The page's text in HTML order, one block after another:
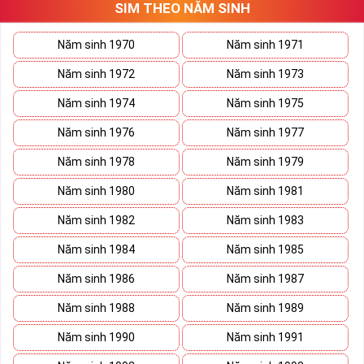
Càng Ngày Càng Phát sim đuôi 1668 chính là con số may
mắn do đó mà cũng cho biết được số mạng mỗi người là sẽ
ăn nên làm ra.
Do vậy Sim Càng Ngày Càng Phát sim đuôi 1668 là một
sim tốt.
Thế nhưng không phải bất kỳ ai sử dụng thì ý nghĩa Sim
Càng Ngày Càng Phát sim đuôi 1668 cũng sẽ mang lại tài
lộc cho họ, cũng phải phụ thuộc chính tuổi, phong thủy của
họ thích hợp với con số ấy.
Cộng vào đó là mỗi bạn cũng có nhiều cách chọn, suy nghĩ
khác nhau, vì thế các con số phù hợp với cá nhân cũng
khác, phải chọn thật cẩn thận.
SIM THEO NĂM SINH
Năm sinh 1970 Năm sinh 1971
Năm sinh 1972 Năm sinh 1973
Năm sinh 1974 Năm sinh 1975
Năm sinh 1976 Năm sinh 1977
Năm sinh 1978 Năm sinh 1979
Năm sinh 1980 Năm sinh 1981
Năm sinh 1982 Năm sinh 1983
Năm sinh 1984 Năm sinh 1985
Năm sinh 1986 Năm sinh 1987
Năm sinh 1988 Năm sinh 1989
Năm sinh 1990 Năm sinh 1991